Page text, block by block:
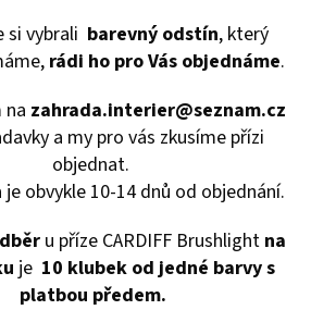
si vybrali barevný odstín, který
rádi ho pro Vás objednáme.
na zahrada.interier@seznam.cz
a my pro vás zkusíme přízi
objednat.
obvykle 10-14 dnů od objednání.
u příze CARDIFF Brushlight na
je 10 klubek od jedné barvy s
platbou předem.